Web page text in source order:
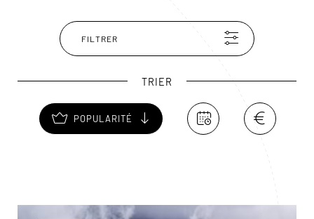
villages comme Peguche, Cotacachi ou San Antonio
méritent le détour.
FILTRER
TRIER
POPULARITÉ